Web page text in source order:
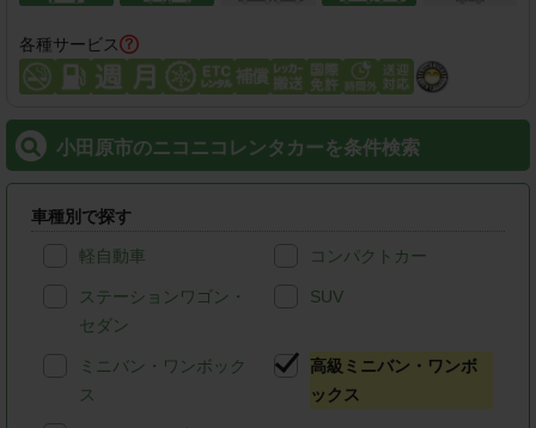
各種サービス
小田原市のニコニコレンタカーを条件検索
車種別で探す
軽自動車 コンパクトカー
ステーションワゴン・
セダン
SUV
ミニバン・ワンボック
ス
高級ミニバン・ワンボ
ックス